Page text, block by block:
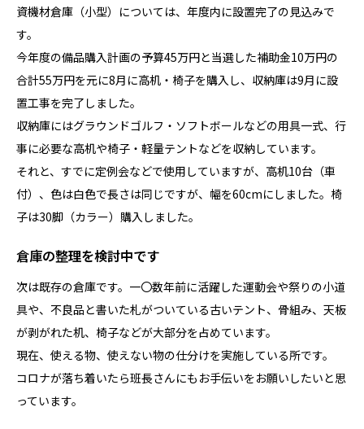
資機材倉庫（小型）については、年度内に設置完了の見込みで
す。
今年度の備品購入計画の予算45万円と当選した補助金10万円の
合計55万円を元に8月に高机・椅子を購入し、収納庫は9月に設
置工事を完了しました。
収納庫にはグラウンドゴルフ・ソフトボールなどの用具一式、行
事に必要な高机や椅子・軽量テントなどを収納しています。
それと、すでに定例会などで使用していますが、高机10台（車
付）、色は白色で長さは同じですが、幅を60cmにしました。椅
子は30脚（カラー）購入しました。
倉庫の整理を検討中です
次は既存の倉庫です。一〇数年前に活躍した運動会や祭りの小道
具や、不良品と書いた札がついている古いテント、骨組み、天板
が剥がれた机、椅子などが大部分を占めています。
現在、使える物、使えない物の仕分けを実施している所です。
コロナが落ち着いたら班長さんにもお手伝いをお願いしたいと思
っています。